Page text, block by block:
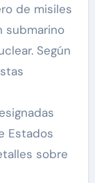
de misiles
submarino
Según
Estados
sobre